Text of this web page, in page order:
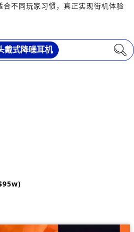
不同玩家习惯，真正实现街机体验
戴式降噪耳机